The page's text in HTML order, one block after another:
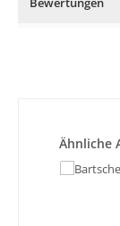
Ähnliche